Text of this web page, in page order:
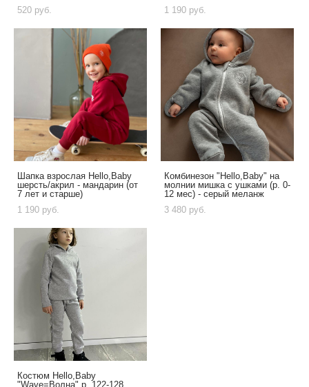
520 pуб.
1 190 pуб.
Шапка взрослая Hello,Baby
шерсть/акрил - мандарин (от
7 лет и старше)
1 190 pуб.
Комбинезон "Hello,Baby" на
молнии мишка с ушками (р. 0-
12 мес) - серый меланж
3 480 pуб.
Костюм Hello,Baby
"Wave=Волна" р. 122-128,